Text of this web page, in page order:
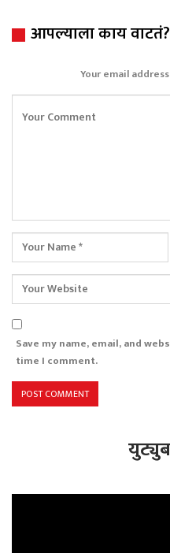
आपल्याला काय वाटतं?
Your email
Save my name, email, and
time I comment.